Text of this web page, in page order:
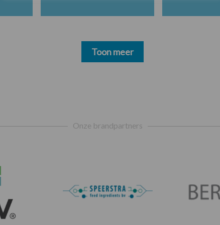
Toon meer
Onze brandpartners